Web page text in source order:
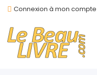
Connexion à mon compte